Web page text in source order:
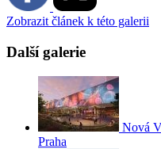
Zobrazit článek k této galerii
Další galerie
Nová
Praha